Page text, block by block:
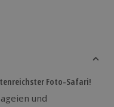
Foto-Safari!
und